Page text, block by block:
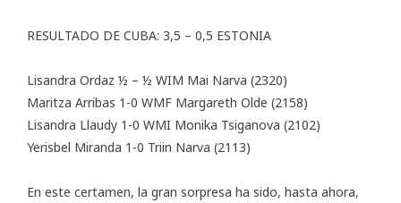
RESULTADO DE CUBA: 3,5 – 0,5 ESTONIA
Lisandra Ordaz ½ – ½ WIM Mai Narva (2320)
Maritza Arribas 1-0 WMF Margareth Olde (2158)
Lisandra Llaudy 1-0 WMI Monika Tsiganova (2102)
Yerisbel Miranda 1-0 Triin Narva (2113)
En este certamen, la gran sorpresa ha sido, hasta ahora,